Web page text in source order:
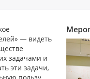
— видеть
задачами и
эти задачи,